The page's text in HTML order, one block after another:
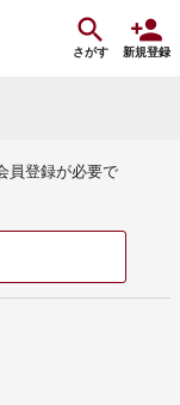
さがす 新規登録
員登録が必要で